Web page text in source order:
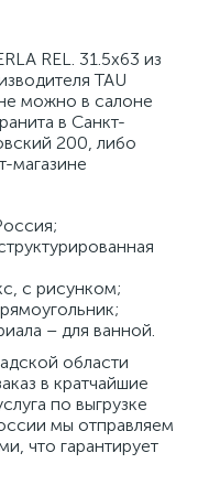
REL. 31.5x63 из
TAU
можно в салоне
в Санкт-
200, либо
магазине
с рисунком;
– для ванной.
области
в кратчайшие
по выгрузке
мы отправляем
что гарантирует